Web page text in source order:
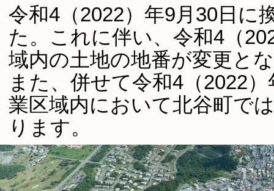
令和4（2022）年9月30日に
た。これに伴い、令和4（
域内の土地の地番が変更と
また、併せて令和4（2022
業区域内において北谷町で
ります。